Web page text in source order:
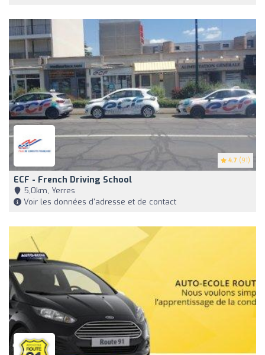
4.7 (91)
ECF - French Driving School
5,0km, Yerres
Voir les données d'adresse et de contact